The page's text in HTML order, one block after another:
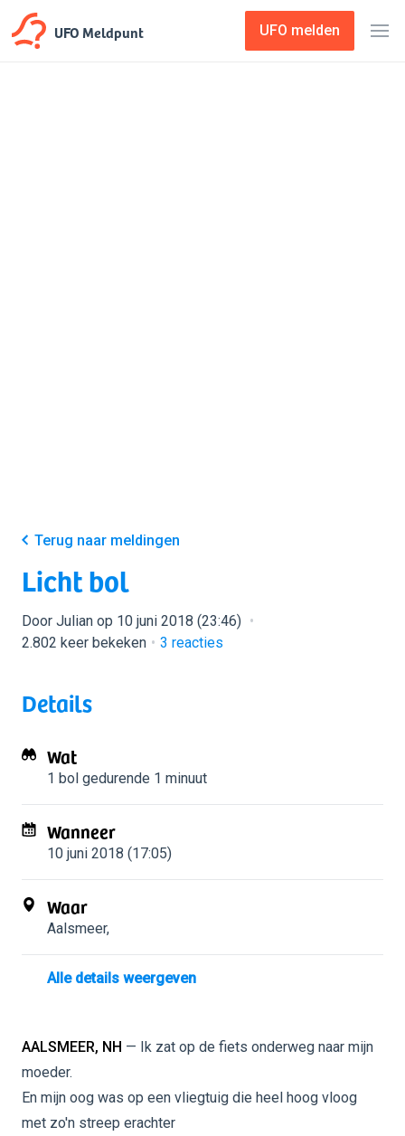
UFO Meldpunt UFO melden
Terug naar meldingen
Licht bol
Door Julian op 10 juni 2018 (23:46)
2.802 keer bekeken
3 reacties
Details
Wat
1 bol gedurende 1 minuut
Wanneer
10 juni 2018 (17:05)
Waar
Aalsmeer,
Alle details weergeven
AALSMEER, NH — Ik zat op de fiets onderweg naar mijn
moeder.
En mijn oog was op een vliegtuig die heel hoog vloog
met zo'n streep erachter